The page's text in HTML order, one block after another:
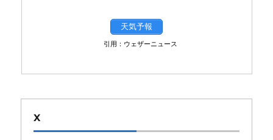
天気予報
引用：ウェザーニュース
X